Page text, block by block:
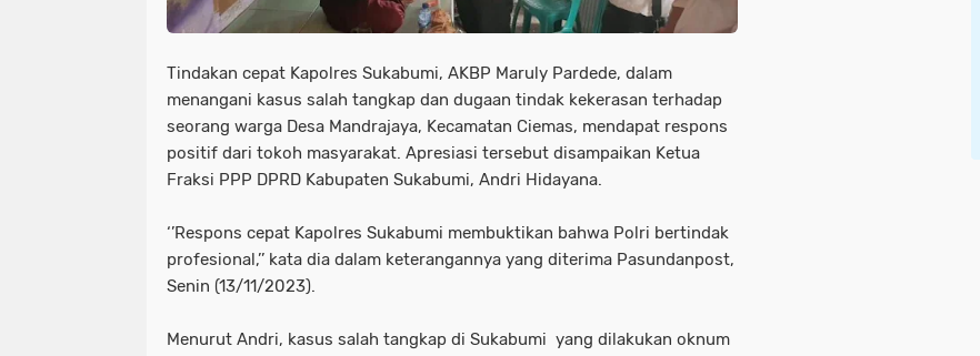
Tindakan cepat Kapolres Sukabumi, AKBP Maruly Pardede, dalam
menangani kasus salah tangkap dan dugaan tindak kekerasan terhadap
seorang warga Desa Mandrajaya, Kecamatan Ciemas, mendapat respons
positif dari tokoh masyarakat. Apresiasi tersebut disampaikan Ketua
Fraksi PPP DPRD Kabupaten Sukabumi, Andri Hidayana.
‘’Respons cepat Kapolres Sukabumi membuktikan bahwa Polri bertindak
profesional,’’ kata dia dalam keterangannya yang diterima Pasundanpost,
Senin (13/11/2023).
Menurut Andri, kasus salah tangkap di Sukabumi yang dilakukan oknum